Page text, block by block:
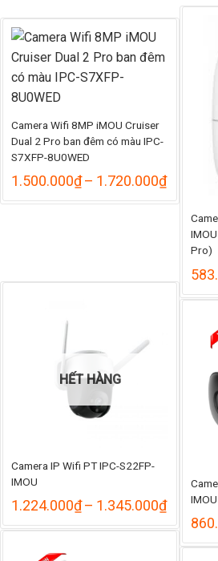
Pro)
Camera Wifi 8MP iMOU Cruiser
Dual 2 Pro ban đêm có màu IPC-
S7XFP-8U0WED
1.500.000₫– 1.720.000₫Khoảng
từ
HẾT HÀNG
Camera IP Wifi PT IPC-S22FP-
IMOU
1.224.000₫– 1.345.000₫Khoảng
từ